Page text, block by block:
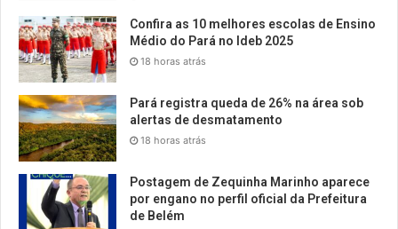
Confira as 10 melhores escolas de Ensino
Médio do Pará no Ideb 2025
18 horas atrás
Pará registra queda de 26% na área sob
alertas de desmatamento
18 horas atrás
Postagem de Zequinha Marinho aparece
por engano no perfil oficial da Prefeitura
de Belém